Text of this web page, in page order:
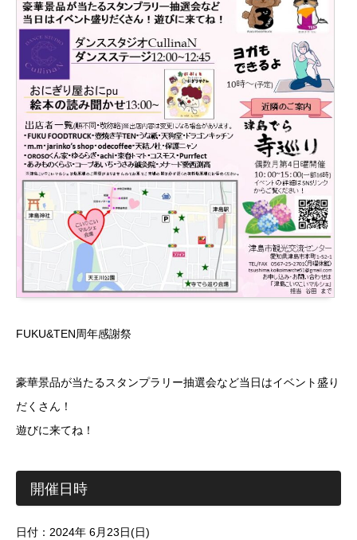
FUKU&TEN周年感謝祭
豪華景品が当たるスタンプラリー抽選会など当日はイベント盛り
だくさん！
遊びに来てね！
開催日時
日付：2024年 6月23日(日)